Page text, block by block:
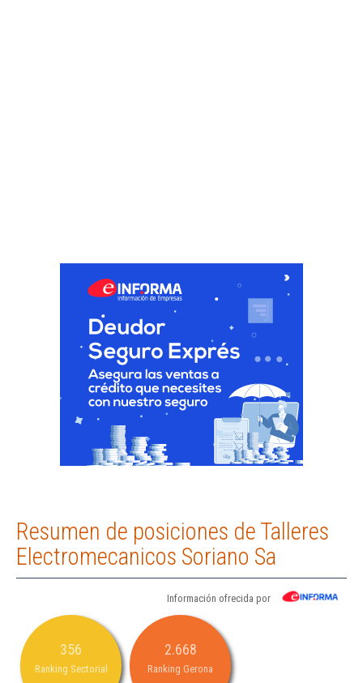
Resumen de posiciones de Talleres
Electromecanicos Soriano Sa
Información ofrecida por
356
Ranking Sectorial
2.668
Ranking Gerona